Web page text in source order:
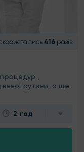
416 разів
,
рутини, а ще
2 год